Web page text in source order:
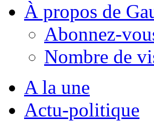
À propos de
Abonnez-
Nombre de
A la une
Actu-politique